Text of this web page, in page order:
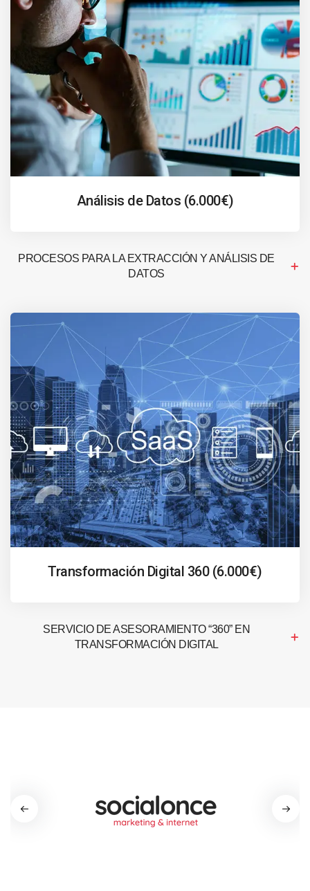
Análisis de Datos (6.000€)
PROCESOS PARA LA EXTRACCIÓN Y ANÁLISIS DE
DATOS
Transformación Digital 360 (6.000€)
SERVICIO DE ASESORAMIENTO “360” EN
TRANSFORMACIÓN DIGITAL